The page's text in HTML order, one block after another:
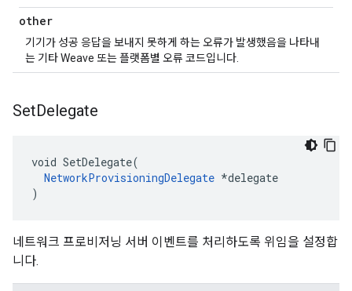
other
기기가 성공 응답을 보내지 못하게 하는 오류가 발생했음을 나타내
는 기타 Weave 또는 플랫폼별 오류 코드입니다.
SetDelegate
void SetDelegate(
NetworkProvisioningDelegate *delegate
)
네트워크 프로비저닝 서버 이벤트를 처리하도록 위임을 설정합
니다.